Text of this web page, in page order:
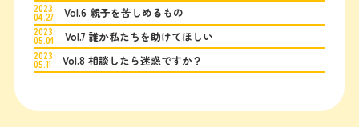
2023
04.27 Vol.6 親子を苦しめるもの
2023
05.04 Vol.7 誰か私たちを助けてほしい
2023
05.11 Vol.8 相談したら迷惑ですか？